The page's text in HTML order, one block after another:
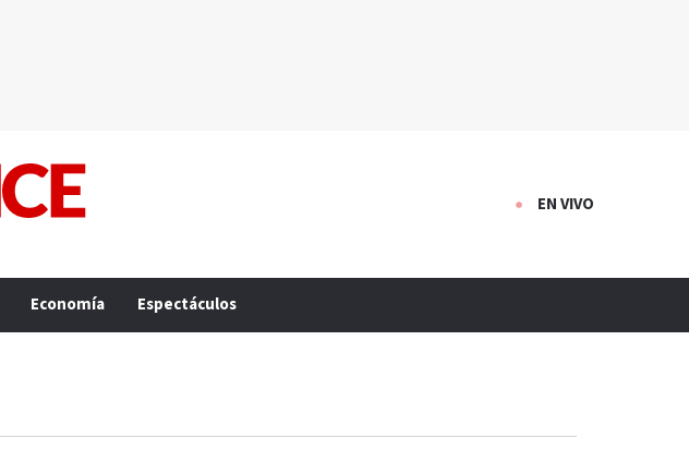
EN VIVO
Economía Espectáculos